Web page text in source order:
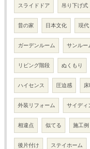
スライドドア 吊り下げ式
昔の家 日本文化 現代
ガーデンルーム サンルー
リビング階段 ぬくもり
ハイセンス 圧迫感
外装リフォーム サイディ
相違点 似てる 施工例
後片付け ステイホーム